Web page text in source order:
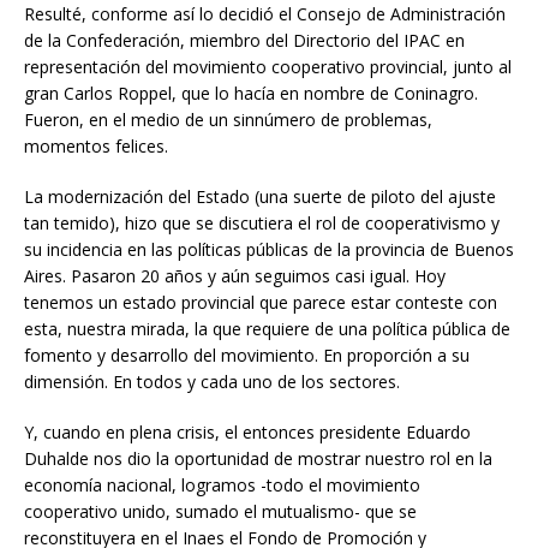
Resulté, conforme así lo decidió el Consejo de Administración
de la Confederación, miembro del Directorio del IPAC en
representación del movimiento cooperativo provincial, junto al
gran Carlos Roppel, que lo hacía en nombre de Coninagro.
Fueron, en el medio de un sinnúmero de problemas,
momentos felices.
La modernización del Estado (una suerte de piloto del ajuste
tan temido), hizo que se discutiera el rol de cooperativismo y
su incidencia en las políticas públicas de la provincia de Buenos
Aires. Pasaron 20 años y aún seguimos casi igual. Hoy
tenemos un estado provincial que parece estar conteste con
esta, nuestra mirada, la que requiere de una política pública de
fomento y desarrollo del movimiento. En proporción a su
dimensión. En todos y cada uno de los sectores.
Y, cuando en plena crisis, el entonces presidente Eduardo
Duhalde nos dio la oportunidad de mostrar nuestro rol en la
economía nacional, logramos -todo el movimiento
cooperativo unido, sumado el mutualismo- que se
reconstituyera en el Inaes el Fondo de Promoción y